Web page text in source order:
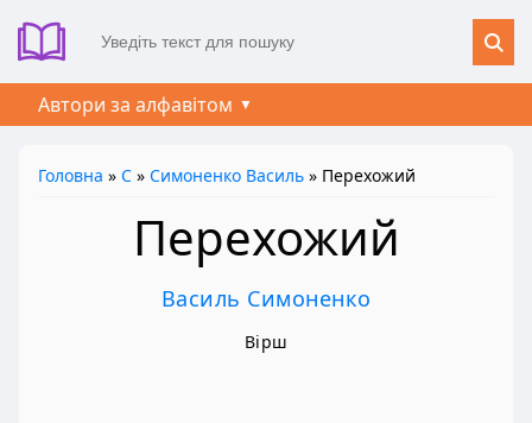
Автори за алфавітом
Головна » С » Симоненко Василь » Перехожий
Перехожий
Василь Симоненко
Вірш